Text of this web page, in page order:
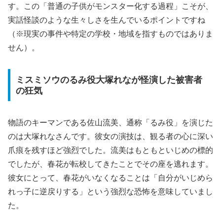
す。この「普通の子供がモンスター化する過程」こそが、
実話怪談のような生々しさを生んでいるポイントですね
（※現実の事件や特定の学校・地域を指すものではありま
せん）。
ミスミソウのるみ役大塚れなが怪演した被害者
の狂気
物語のキーマンである佐山流美、通称「るみ役」を演じた
のは大塚れなさんです。彼女の演技は、観る者の心に深い
爪痕を残すほど強烈でした。流美はもともといじめの標的
でしたが、春花が転校してきたことでその座を逃れます。
彼女にとって、春花がいなくなることは 「自分がいじめら
れっ子に逆戻りする」という強烈な恐怖を意味していまし
た。